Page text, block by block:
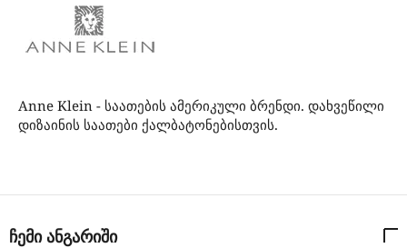
Anne Klein - საათების ამერიკული ბრენდი. დახვეწილი
დიზაინის საათები ქალბატონებისთვის.
ჩემი ანგარიში